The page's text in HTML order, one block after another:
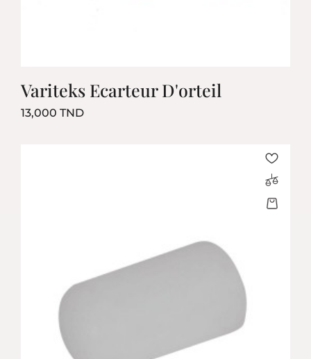
Variteks Ecarteur D'orteil
13,000 TNDPrix